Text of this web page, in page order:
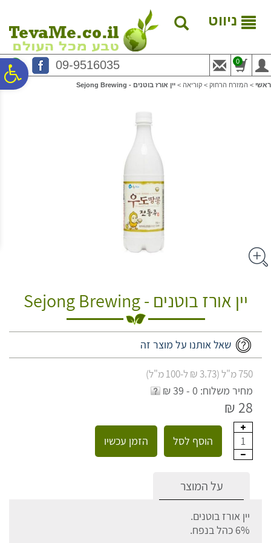
נגישות
המרכזי
ניווט
09-9516035 0
ראשי > המזרח הרחוק > קוריאה > יין אורז בוטנים - Sejong Brewing
יין אורז בוטנים - Sejong Brewing
שאל אותנו על מוצר זה
750 מ"ל (3.73 ₪ ל-100 מ"ל)
מחיר משלוח: 0 - 39 ₪
28 ₪
1 הוסף לסל הזמן עכשיו
על המוצר
יין אורז בוטנים.
6% כהל בנפח.